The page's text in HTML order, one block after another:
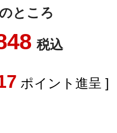
のところ
税込
ポイント進呈 ]